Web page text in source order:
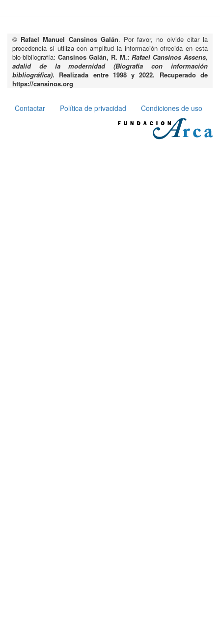
© Rafael Manuel Cansinos Galán. Por favor, no olvide citar la
procedencia si utiliza con amplitud la información ofrecida en esta
bio-bibliografía: Cansinos Galán, R. M.: Rafael Cansinos Assens,
adalid de la modernidad (Biografía con información
bibliográfica). Realizada entre 1998 y 2022. Recuperado de
https://cansinos.org
Pie
Contactar Política de privacidad Condiciones de uso